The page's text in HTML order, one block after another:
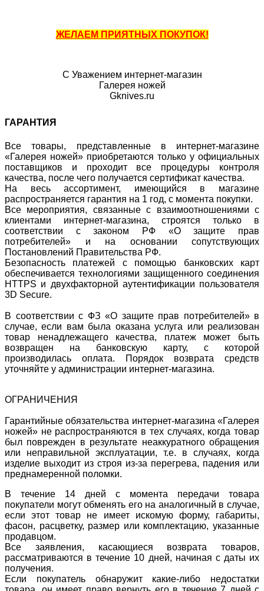
ЖЕЛАЕМ ПРИЯТНЫХ ПОКУПОК!
С Уважением интернет-магазин
Галерея ножей
Gknives.ru
ГАРАНТИЯ
Все товары, представленные в интернет-магазине
«Галерея ножей» приобретаются только у официальных
поставщиков и проходит все процедуры контроля
качества, после чего получается сертификат качества.
На весь ассортимент, имеющийся в магазине
распространяется гарантия на 1 год, с момента покупки.
Все мероприятия, связанные с взаимоотношениями с
клиентами интернет-магазина, строятся только в
соответствии с законом РФ «О защите прав
потребителей» и на основании сопутствующих
Постановлений Правительства РФ.
Безопасность платежей с помощью банковских карт
обеспечивается технологиями защищенного соединения
HTTPS и двухфакторной аутентификации пользователя
3D Secure.
В соответствии с ФЗ «О защите прав потребителей» в
случае, если вам была оказана услуга или реализован
товар ненадлежащего качества, платеж может быть
возвращен на банковскую карту, с которой
производилась оплата. Порядок возврата средств
уточняйте у администрации интернет-магазина.
ОГРАНИЧЕНИЯ
Гарантийные обязательства интернет-магазина «Галерея
ножей» не распространяются в тех случаях, когда товар
был поврежден в результате неаккуратного обращения
или неправильной эксплуатации, т.е. в случаях, когда
изделие выходит из строя из-за перегрева, падения или
преднамеренной поломки.
В течение 14 дней с момента передачи товара
покупатели могут обменять его на аналогичный в случае,
если этот товар не имеет искомую форму, габариты,
фасон, расцветку, размер или комплектацию, указанные
продавцом.
Все заявления, касающиеся возврата товаров,
рассматриваются в течение 10 дней, начиная с даты их
получения.
Если покупатель обнаружит какие-либо недостатки